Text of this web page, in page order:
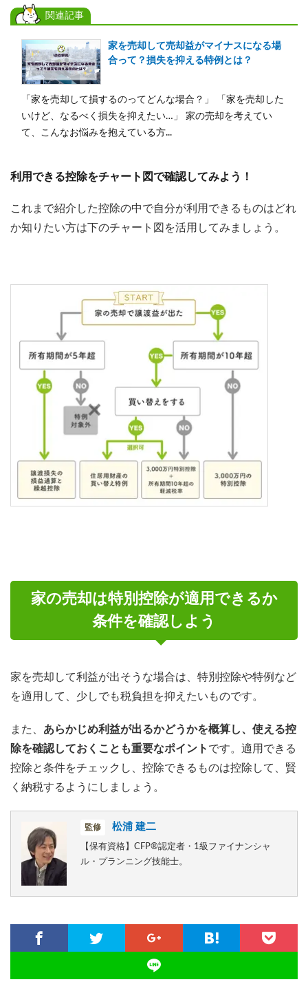
関連記事
家を売却して売却益がマイナスになる場
合って？損失を抑える特例とは？
「家を売却して損するのってどんな場合？」 「家を売却した
いけど、なるべく損失を抑えたい…」 家の売却を考えてい
て、こんなお悩みを抱えている方...
利用できる控除をチャート図で確認してみよう！
これまで紹介した控除の中で自分が利用できるものはどれ
か知りたい方は下のチャート図を活用してみましょう。
家の売却は特別控除が適用できるか
条件を確認しよう
家を売却して利益が出そうな場合は、特別控除や特例など
を適用して、少しでも税負担を抑えたいものです。
また、 あらかじめ利益が出るかどうかを概算し、使える控
除を確認しておくことも重要なポイント です。適用できる
控除と条件をチェックし、控除できるものは控除して、賢
く納税するようにしましょう。
監修 松浦 建二
【保有資格】CFP®認定者・1級ファイナンシャ
ル・プランニング技能士。